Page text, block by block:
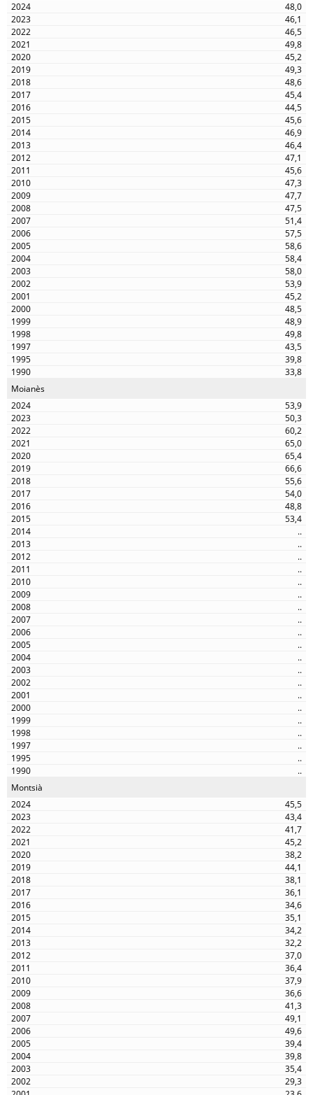
48,0
46,1
46,5
49,8
45,2
49,3
48,6
45,4
44,5
45,6
46,9
46,4
47,1
45,6
47,3
47,7
47,5
51,4
57,5
58,6
58,4
58,0
53,9
45,2
48,5
48,9
49,8
43,5
39,8
33,8
Moianès
53,9
50,3
60,2
65,0
65,4
66,6
55,6
54,0
48,8
53,4
..
..
..
..
..
..
..
..
..
..
..
..
..
..
..
..
..
..
..
..
Montsià
45,5
43,4
41,7
45,2
38,2
44,1
38,1
36,1
34,6
35,1
34,2
32,2
37,0
36,4
37,9
36,6
41,3
49,1
49,6
39,4
39,8
35,4
29,3